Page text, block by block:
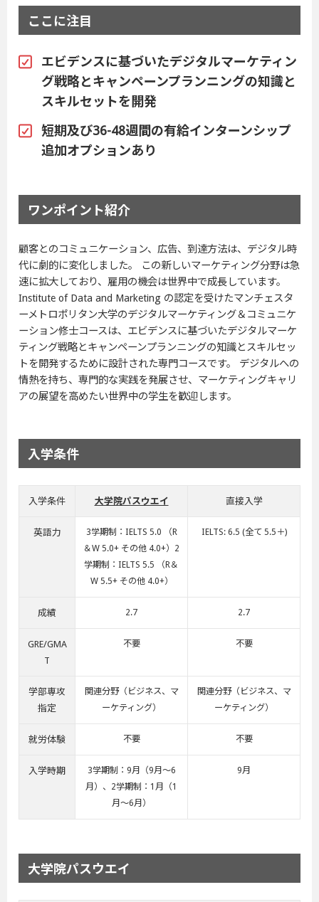
ここに注目
エビデンスに基づいたデジタルマーケティン
グ戦略とキャンペーンプランニングの知識と
スキルセットを開発
短期及び36-48週間の有給インターンシップ
追加オプションあり
ワンポイント紹介
顧客とのコミュニケーション、広告、到達方法は、デジタル時
代に劇的に変化しました。 この新しいマーケティング分野は急
速に拡大しており、雇用の機会は世界中で成長しています。
Institute of Data and Marketing の認定を受けたマンチェスタ
ーメトロポリタン大学のデジタルマーケティング＆コミュニケ
ーション修士コースは、エビデンスに基づいたデジタルマーケ
ティング戦略とキャンペーンプランニングの知識とスキルセッ
トを開発するために設計された専門コースです。 デジタルへの
情熱を持ち、専門的な実践を発展させ、マーケティングキャリ
アの展望を高めたい世界中の学生を歓迎します。
入学条件
入学条件 大学院パスウエイ 直接入学
英語力
3学期制：IELTS 5.0 （R
＆W 5.0+ その他 4.0+）2
学期制：IELTS 5.5 （R＆
W 5.5+ その他 4.0+）
IELTS: 6.5 (全て 5.5＋)
成績 2.7 2.7
GRE/GMA
T
不要 不要
学部専攻
指定
関連分野（ビジネス、マ
ーケティング）
関連分野（ビジネス、マ
ーケティング）
就労体験 不要 不要
入学時期
3学期制：9月（9月～6
月）、2学期制：1月（1
月～6月）
9月
大学院パスウエイ